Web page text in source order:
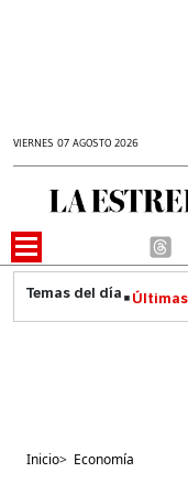
VIERNES 07 AGOSTO 2026
Inicio> Economía